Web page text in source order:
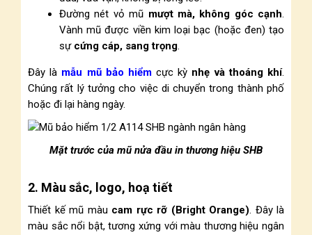
Đường nét vỏ mũ mượt mà, không góc cạnh.
Vành mũ được viền kim loại bạc (hoặc đen) tạo
sự cứng cáp, sang trọng.
Đây là mẫu mũ bảo hiểmcực kỳ nhẹ và thoáng khí.
Chúng rất lý tưởng cho việc di chuyển trong thành phố
hoặc đi lại hàng ngày.
Mặt trước của mũ nửa đầu in thương hiệu SHB
2. Màu sắc, logo, hoạ tiết
Thiết kế mũ màu cam rực rỡ (Bright Orange). Đây là
màu sắc nổi bật, tương xứng với màu thương hiệu ngân